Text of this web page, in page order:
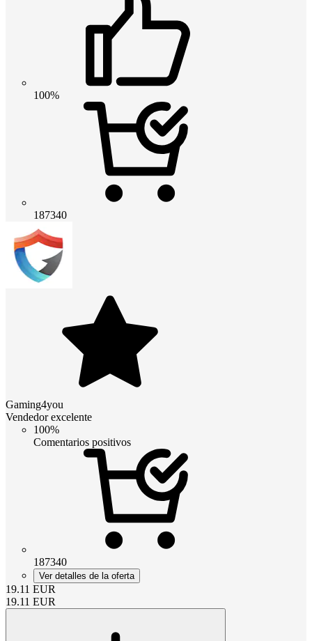
100%
187340
Gaming4you
Vendedor excelente
100%
Comentarios positivos
187340
Ver detalles de la oferta
19.11 EUR
19.11 EUR